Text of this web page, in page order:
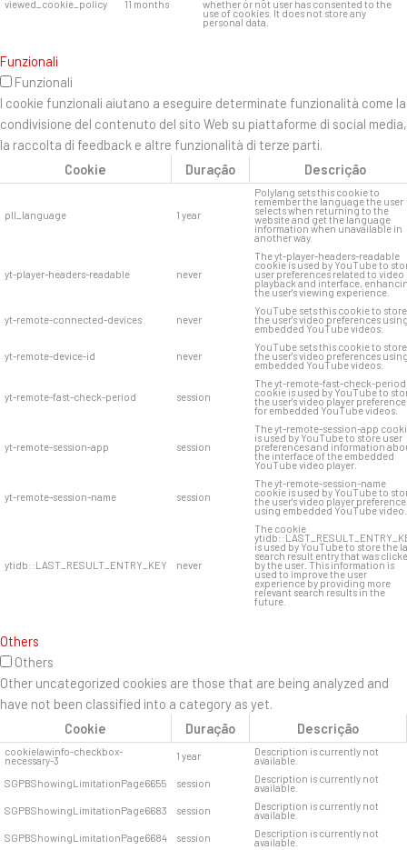
viewed_cookie_policy 11 months whether or not user has consented to the
use of cookies. It does not store any
personal data.
Funzionali
Funzionali
I cookie funzionali aiutano a eseguire determinate funzionalità come la
condivisione del contenuto del sito Web su piattaforme di social media,
la raccolta di feedback e altre funzionalità di terze parti.
Cookie
Duração Descrição
pll_language 1 year
Polylang sets this cookie to
remember the language the user
selects when returning to the
website and get the language
information when unavailable in
another way.
yt-player-headers-readable never
The yt-player-headers-readable
cookie is used by YouTube to
user preferences related to video
playback and interface,
the user's viewing experience.
yt-remote-connected-devices never
YouTube sets this cookie to store
the user's video preferences
embedded YouTube videos.
yt-remote-device-id never
YouTube sets this cookie to store
the user's video preferences
embedded YouTube videos.
yt-remote-fast-check-period session
The yt-remote-fast-check-period
cookie is used by YouTube to
the user's video player
for embedded YouTube videos.
yt-remote-session-app session
The yt-remote-session-app
is used by YouTube to store user
preferences and information
the interface of the embedded
YouTube video player.
yt-remote-session-name session
The yt-remote-session-name
cookie is used by YouTube to
the user's video player
using embedded YouTube video.
ytidb::LAST_RESULT_ENTRY_KEY never
The cookie
is used by YouTube to store the
search result entry that was
by the user. This information is
used to improve the user
experience by providing more
relevant search results in the
future.
Others
Others
Other uncategorized cookies are those that are being analyzed and
have not been classified into a category as yet.
Cookie
Duração Descrição
cookielawinfo-checkbox-
necessary-3 1 year Description is currently not
available.
SGPBShowingLimitationPage6655
session Description is currently not
available.
SGPBShowingLimitationPage6683
session Description is currently not
available.
SGPBShowingLimitationPage6684
session Description is currently not
available.